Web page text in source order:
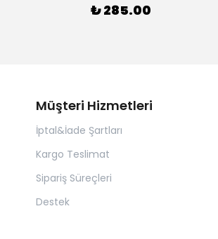
₺ 285.00
Müşteri Hizmetleri
İptal&İade Şartları
Kargo Teslimat
Sipariş Süreçleri
Destek